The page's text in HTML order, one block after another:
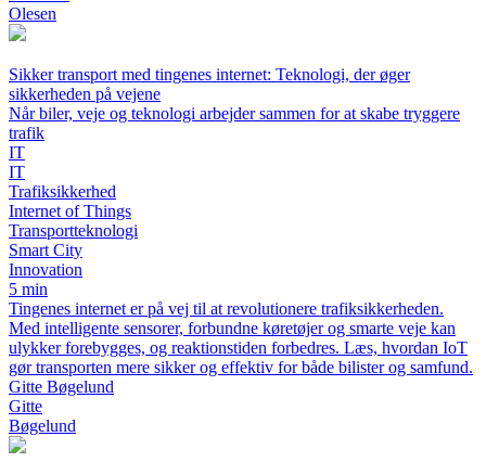
Olesen
Sikker transport med tingenes internet: Teknologi, der øger
sikkerheden på vejene
Når biler, veje og teknologi arbejder sammen for at skabe tryggere
trafik
IT
IT
Trafiksikkerhed
Internet of Things
Transportteknologi
Smart City
Innovation
5 min
Tingenes internet er på vej til at revolutionere trafiksikkerheden.
Med intelligente sensorer, forbundne køretøjer og smarte veje kan
ulykker forebygges, og reaktionstiden forbedres. Læs, hvordan IoT
gør transporten mere sikker og effektiv for både bilister og samfund.
Gitte Bøgelund
Gitte
Bøgelund